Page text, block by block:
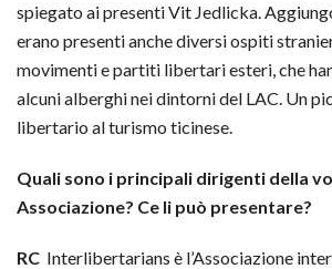
spiegato ai presenti Vit Jedlicka.
erano presenti anche diversi ospiti
movimenti e partiti libertari esteri, che
alcuni alberghi nei dintorni del LAC. Un
libertario al turismo ticinese.
Quali sono i principali dirigenti della
Associazione? Ce li può presentare?
RC Interlibertarians è l’Associazione